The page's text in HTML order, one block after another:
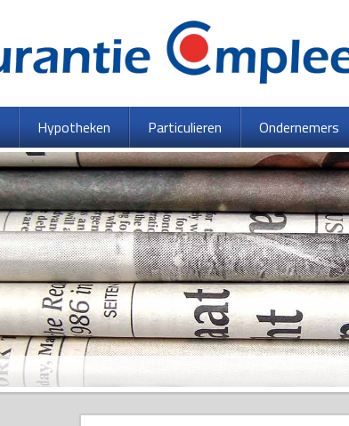
Hypotheken Particulieren Ondernemers